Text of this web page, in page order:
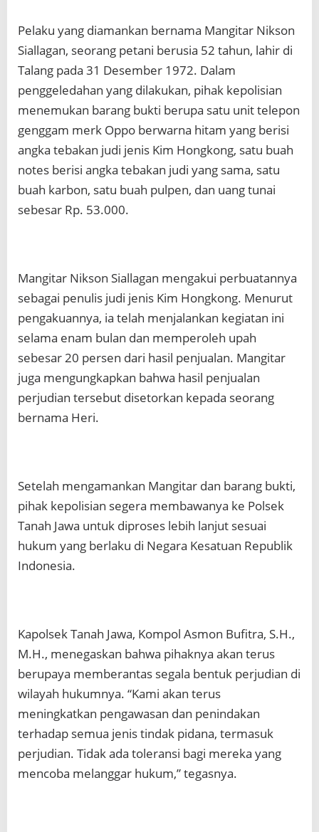
Pelaku yang diamankan bernama Mangitar Nikson
Siallagan, seorang petani berusia 52 tahun, lahir di
Talang pada 31 Desember 1972. Dalam
penggeledahan yang dilakukan, pihak kepolisian
menemukan barang bukti berupa satu unit telepon
genggam merk Oppo berwarna hitam yang berisi
angka tebakan judi jenis Kim Hongkong, satu buah
notes berisi angka tebakan judi yang sama, satu
buah karbon, satu buah pulpen, dan uang tunai
sebesar Rp. 53.000.
Mangitar Nikson Siallagan mengakui perbuatannya
sebagai penulis judi jenis Kim Hongkong. Menurut
pengakuannya, ia telah menjalankan kegiatan ini
selama enam bulan dan memperoleh upah
sebesar 20 persen dari hasil penjualan. Mangitar
juga mengungkapkan bahwa hasil penjualan
perjudian tersebut disetorkan kepada seorang
bernama Heri.
Setelah mengamankan Mangitar dan barang bukti,
pihak kepolisian segera membawanya ke Polsek
Tanah Jawa untuk diproses lebih lanjut sesuai
hukum yang berlaku di Negara Kesatuan Republik
Indonesia.
Kapolsek Tanah Jawa, Kompol Asmon Bufitra, S.H.,
M.H., menegaskan bahwa pihaknya akan terus
berupaya memberantas segala bentuk perjudian di
wilayah hukumnya. “Kami akan terus
meningkatkan pengawasan dan penindakan
terhadap semua jenis tindak pidana, termasuk
perjudian. Tidak ada toleransi bagi mereka yang
mencoba melanggar hukum,” tegasnya.